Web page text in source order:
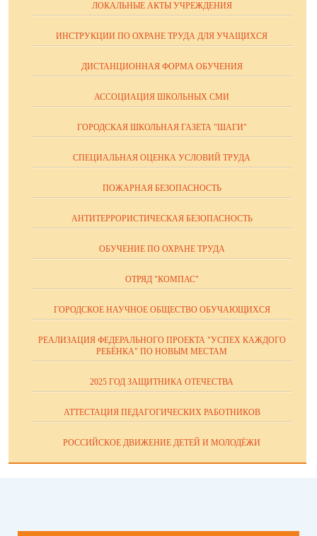
ЛОКАЛЬНЫЕ АКТЫ УЧРЕЖДЕНИЯ
ИНСТРУКЦИИ ПО ОХРАНЕ ТРУДА ДЛЯ УЧАЩИХСЯ
ДИСТАНЦИОННАЯ ФОРМА ОБУЧЕНИЯ
АССОЦИАЦИЯ ШКОЛЬНЫХ СМИ
ГОРОДСКАЯ ШКОЛЬНАЯ ГАЗЕТА "ШАГИ"
СПЕЦИАЛЬНАЯ ОЦЕНКА УСЛОВИЙ ТРУДА
ПОЖАРНАЯ БЕЗОПАСНОСТЬ
АНТИТЕРРОРИСТИЧЕСКАЯ БЕЗОПАСНОСТЬ
ОБУЧЕНИЕ ПО ОХРАНЕ ТРУДА
ОТРЯД "КОМПАС"
ГОРОДСКОЕ НАУЧНОЕ ОБЩЕСТВО ОБУЧАЮЩИХСЯ
РЕАЛИЗАЦИЯ ФЕДЕРАЛЬНОГО ПРОЕКТА "УСПЕХ КАЖДОГО
РЕБЁНКА" ПО НОВЫМ МЕСТАМ
2025 ГОД ЗАЩИТНИКА ОТЕЧЕСТВА
АТТЕСТАЦИЯ ПЕДАГОГИЧЕСКИХ РАБОТНИКОВ
РОССИЙСКОЕ ДВИЖЕНИЕ ДЕТЕЙ И МОЛОДЁЖИ